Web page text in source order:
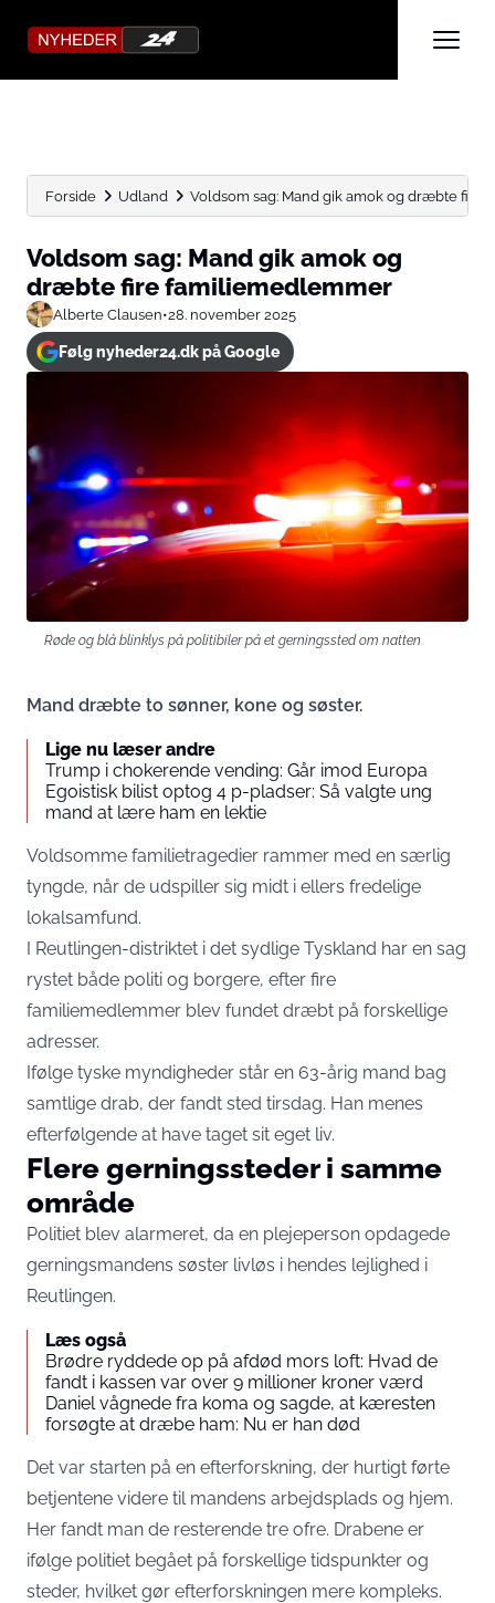
Forside Udland Voldsom sag: Mand gik amok og dræbte fire
Voldsom sag: Mand gik amok og
dræbte fire familiemedlemmer
Alberte Clausen•28. november 2025
Følg nyheder24.dk på Google
Røde og blå blinklys på politibiler på et gerningssted om natten
Mand dræbte to sønner, kone og søster.
Lige nu læser andre
Trump i chokerende vending: Går imod Europa
Egoistisk bilist optog 4 p-pladser: Så valgte ung
mand at lære ham en lektie
Voldsomme familietragedier rammer med en særlig
tyngde, når de udspiller sig midt i ellers fredelige
lokalsamfund.
I Reutlingen-distriktet i det sydlige Tyskland har en sag
rystet både politi og borgere, efter fire
familiemedlemmer blev fundet dræbt på forskellige
adresser.
Ifølge tyske myndigheder står en 63-årig mand bag
samtlige drab, der fandt sted tirsdag. Han menes
efterfølgende at have taget sit eget liv.
Flere gerningssteder i samme
område
Politiet blev alarmeret, da en plejeperson opdagede
gerningsmandens søster livløs i hendes lejlighed i
Reutlingen.
Læs også
Brødre ryddede op på afdød mors loft: Hvad de
fandt i kassen var over 9 millioner kroner værd
Daniel vågnede fra koma og sagde, at kæresten
forsøgte at dræbe ham: Nu er han død
Det var starten på en efterforskning, der hurtigt førte
betjentene videre til mandens arbejdsplads og hjem.
Her fandt man de resterende tre ofre. Drabene er
ifølge politiet begået på forskellige tidspunkter og
steder, hvilket gør efterforskningen mere kompleks.